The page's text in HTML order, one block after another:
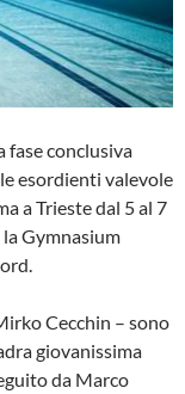
fase conclusiva
esordienti valevole
a Trieste dal 5 al 7
Gymnasium
Cecchin – sono
giovanissima
da Marco